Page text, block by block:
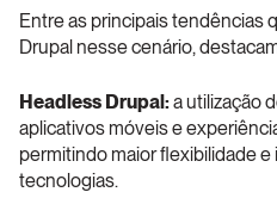
Entre as principais tendências
Drupal nesse cenário,
Headless Drupal: a utilização
aplicativos móveis e
permitindo maior flexibilidade
tecnologias.